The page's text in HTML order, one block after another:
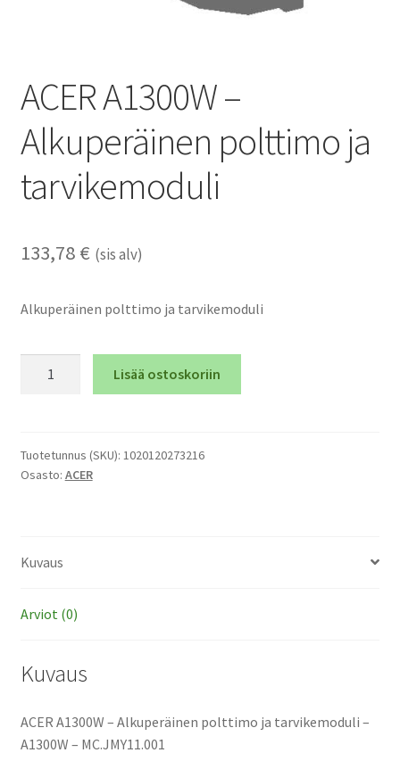
ACER A1300W –
Alkuperäinen polttimo ja
tarvikemoduli
133,78 € (sis alv)
Alkuperäinen polttimo ja tarvikemoduli
polttimo
ja
Lisää ostoskoriin
Tuotetunnus (SKU): 1020120273216
Osasto: ACER
Kuvaus
Arviot (0)
Kuvaus
ACER A1300W – Alkuperäinen polttimo ja tarvikemoduli –
A1300W – MC.JMY11.001